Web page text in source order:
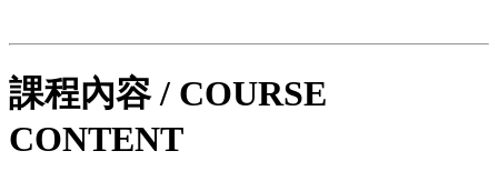
課程內容 / COURSE
CONTENT